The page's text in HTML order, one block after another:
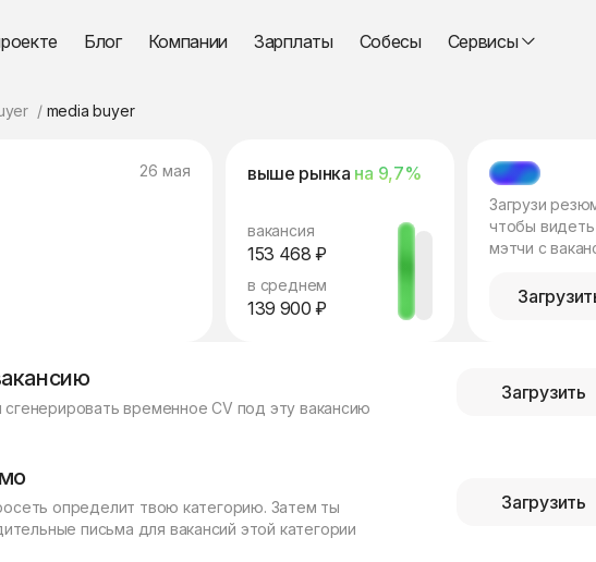
Блог Компании Зарплаты Собесы Сервисы
media buyer
26 мая выше рынка на 9,7%
вакансия
153 468 ₽
в среднем
139 900 ₽
МЭТЧ
Загрузи
чтобы видеть
мэтчи с
временное CV под эту вакансию
Загрузить
определит твою категорию. Затем ты
письма для вакансий этой категории
Загрузить